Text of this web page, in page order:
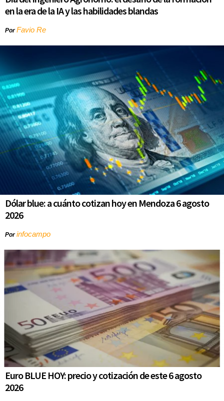
en la era de la IA y las habilidades blandas
PorFavio Re
Dólar blue: a cuánto cotizan hoy en Mendoza 6 agosto
2026
Porinfocampo
Euro BLUE HOY: precio y cotización de este 6 agosto
2026